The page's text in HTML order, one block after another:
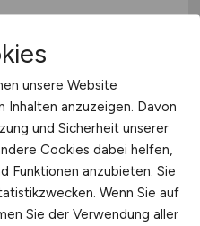
/ Insurer
d)
unsere Website
anzuzeigen. Davon
und Sicherheit unserer
Cookies dabei helfen,
Funktionen anzubieten. Sie
Wenn Sie auf
Sie der Verwendung aller